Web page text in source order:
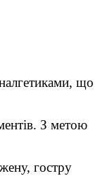
що
З метою
гостру